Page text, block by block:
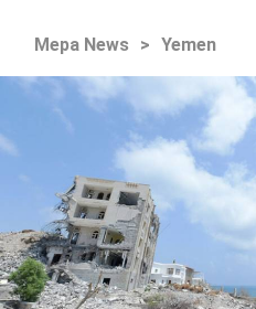
Mepa News > Yemen